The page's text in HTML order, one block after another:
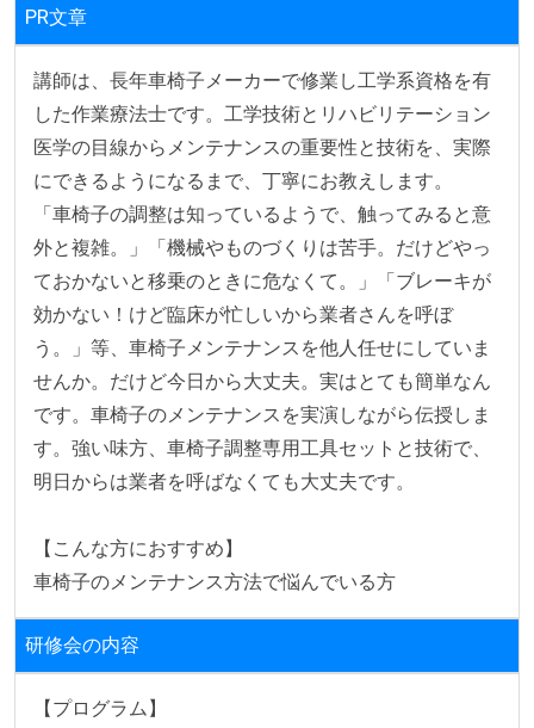
PR文章
講師は、長年車椅子メーカーで修業し工学系資格を有
した作業療法士です。工学技術とリハビリテーション
医学の目線からメンテナンスの重要性と技術を、実際
にできるようになるまで、丁寧にお教えします。
「車椅子の調整は知っているようで、触ってみると意
外と複雑。」「機械やものづくりは苦手。だけどやっ
ておかないと移乗のときに危なくて。」「ブレーキが
効かない！けど臨床が忙しいから業者さんを呼ぼ
う。」等、車椅子メンテナンスを他人任せにしていま
せんか。だけど今日から大丈夫。実はとても簡単なん
です。車椅子のメンテナンスを実演しながら伝授しま
す。強い味方、車椅子調整専用工具セットと技術で、
明日からは業者を呼ばなくても大丈夫です。
【こんな方におすすめ】
研修会の内容
【プログラム】